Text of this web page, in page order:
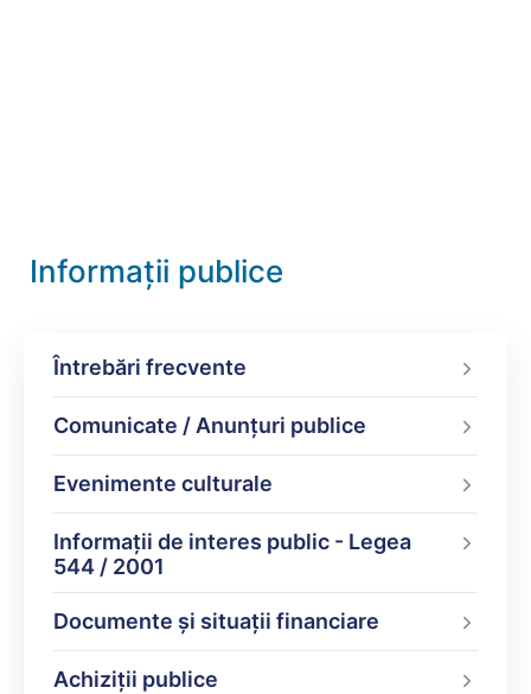
Informații publice
Întrebări frecvente
Comunicate / Anunțuri publice
Evenimente culturale
Informații de interes public - Legea
544 / 2001
Documente şi situaţii financiare
Achiziții publice